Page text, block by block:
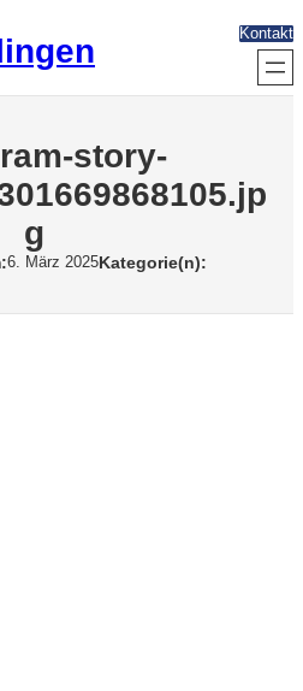
Kontakt
story-
g
6. März 2025Kategorie(n):